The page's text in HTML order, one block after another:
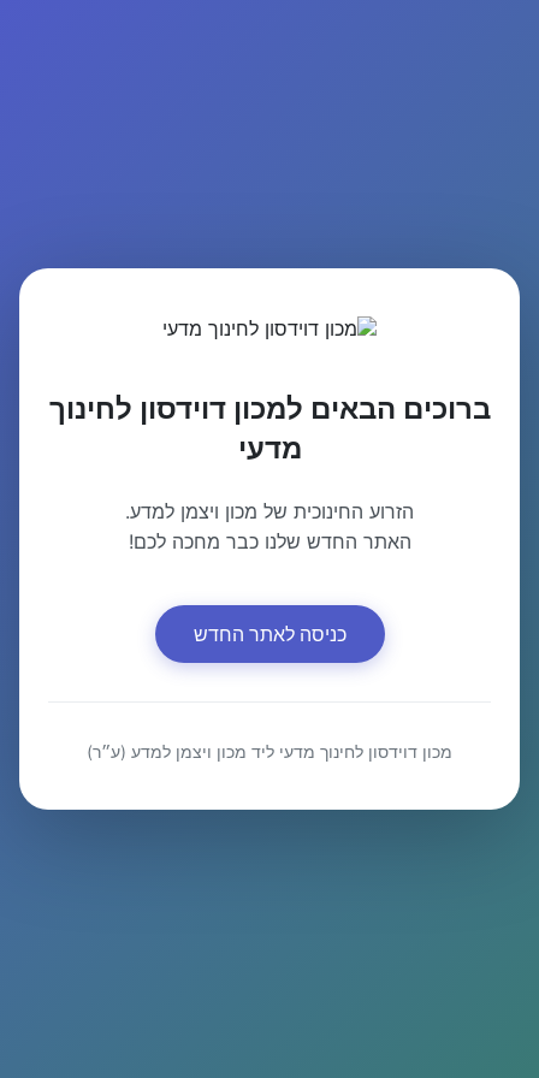
ברוכים הבאים למכון דוידסון לחינוך
מדעי
הזרוע החינוכית של מכון ויצמן למדע.
האתר החדש שלנו כבר מחכה לכם!
כניסה לאתר החדש
מכון דוידסון לחינוך מדעי ליד מכון ויצמן למדע (ע״ר)